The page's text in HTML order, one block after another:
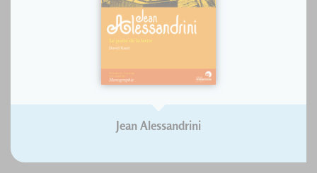
Jean Alessandrini